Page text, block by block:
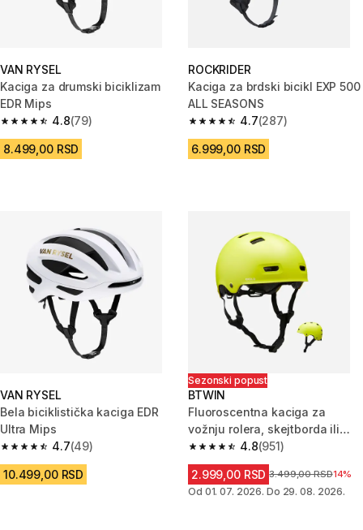
VAN RYSEL
Kaciga za drumski biciklizam
EDR Mips
4.8
4.8 od 5 zvezdica from 79 Recenzije
(79)
8.499,00 RSD
ROCKRIDER
Kaciga za brdski bicikl EXP 500
ALL SEASONS
4.7
4.7 od 5 zvezdica from 287
(287)
6.999,00 RSD
VAN RYSEL
Bela biciklistička kaciga EDR
Ultra Mips
4.7
4.7 od 5 zvezdica from 49 Recenzije
(49)
10.499,00 RSD
Sezonski popust
BTWIN
Fluoroscentna kaciga za
vožnju rolera, skejtborda ili
trotineta MF540
4.8
4.8 od 5 zvezdica from 951
(951)
2.999,00 RSD Cena pre sniženja
3.499,00 RSD14%
Od 01. 07. 2026. Do 29. 08. 2026.